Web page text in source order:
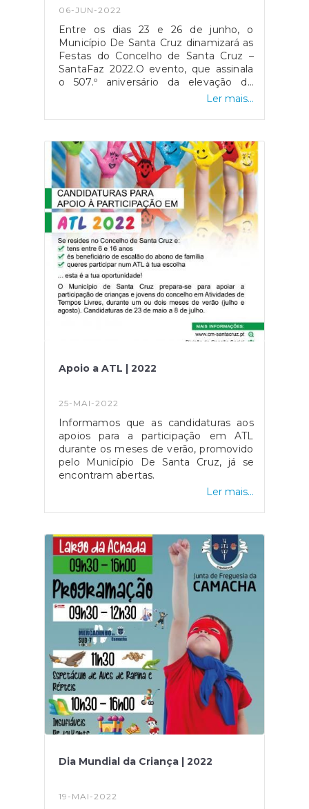
06-JUN-2022
Entre os dias 23 e 26 de junho, o
Município De Santa Cruz dinamizará as
Festas do Concelho de Santa Cruz –
SantaFaz 2022.O evento, que assinala
o 507.º aniversário da elevação de
Santa Cruz a Município, decorrerá no
Santa Cruz e, nos restantes dias,
renovado Largo Conselheiro Aires de
Ornelas (Largo da Achada), de forma a
descentralizar as Festas do
Concelho.Um evento a não perder!
Ler mais...
Apoio a ATL | 2022
25-MAI-2022
Informamos que as candidaturas aos
apoios para a participação em ATL
durante os meses de verão, promovido
pelo Município De Santa Cruz, já se
encontram abertas.
Ler mais...
Dia Mundial da Criança | 2022
19-MAI-2022